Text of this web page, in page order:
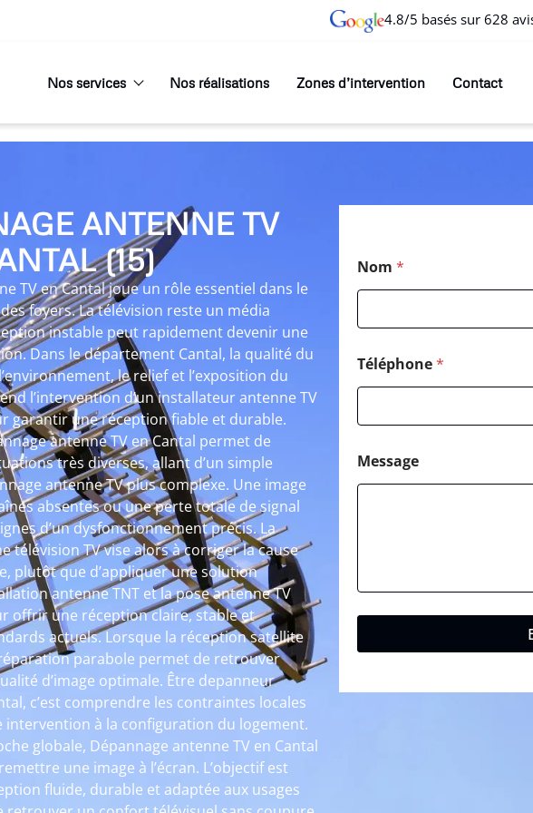
4.8/5 basés sur 628
Nos services Nos réalisations Zones d’intervention Contact
ANTENNE TV
(15)
TV en Cantal joue un rôle essentiel dans le
foyers. La télévision reste un média
instable peut rapidement devenir une
Dans le département Cantal, la qualité du
le relief et l’exposition du
l’intervention d’un installateur antenne TV
garantir une réception fiable et durable.
antenne TV en Cantal permet de
très diverses, allant d’un simple
antenne TV plus complexe. Une image
absentes ou une perte totale de signal
d’un dysfonctionnement précis. La
télévision TV vise alors à corriger la cause
plutôt que d’appliquer une solution
antenne TNT et la pose antenne TV
offrir une réception claire, stable et
actuels. Lorsque la réception satellite
parabole permet de retrouver
d’image optimale. Être depanneur
c’est comprendre les contraintes locales
intervention à la configuration du logement.
globale, Dépannage antenne TV en Cantal
une image à l’écran. L’objectif est
fluide, durable et adaptée aux usages
Nom *
Téléphone*
Message